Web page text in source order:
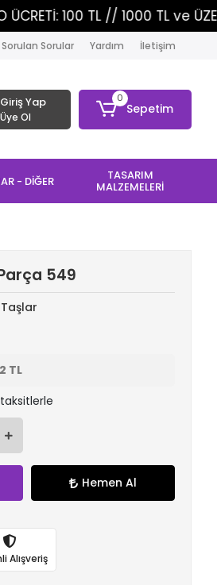
// 1000 TL ve ÜZERİ
Sorulan Sorular Yardım İletişim
Giriş Yap
Üye Ol
0
Sepetim
- DİĞER TASARIM
MALZEMELERİ
549
TL
Hemen Al
Alışveriş